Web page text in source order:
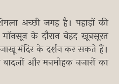
अच्छी जगह है। पहाड़ों की
मॉनसून के दौरान बेहद खूबसूरत
मंदिर के दर्शन कर सकते हैं।
और मनमोहक नजारों का